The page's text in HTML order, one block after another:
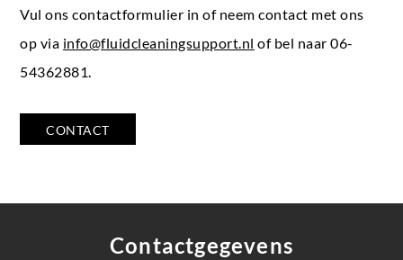
Vul ons contactformulier in of neem contact met ons
op via info@fluidcleaningsupport.nl of bel naar 06-
54362881.
CONTACT
Contactgegevens